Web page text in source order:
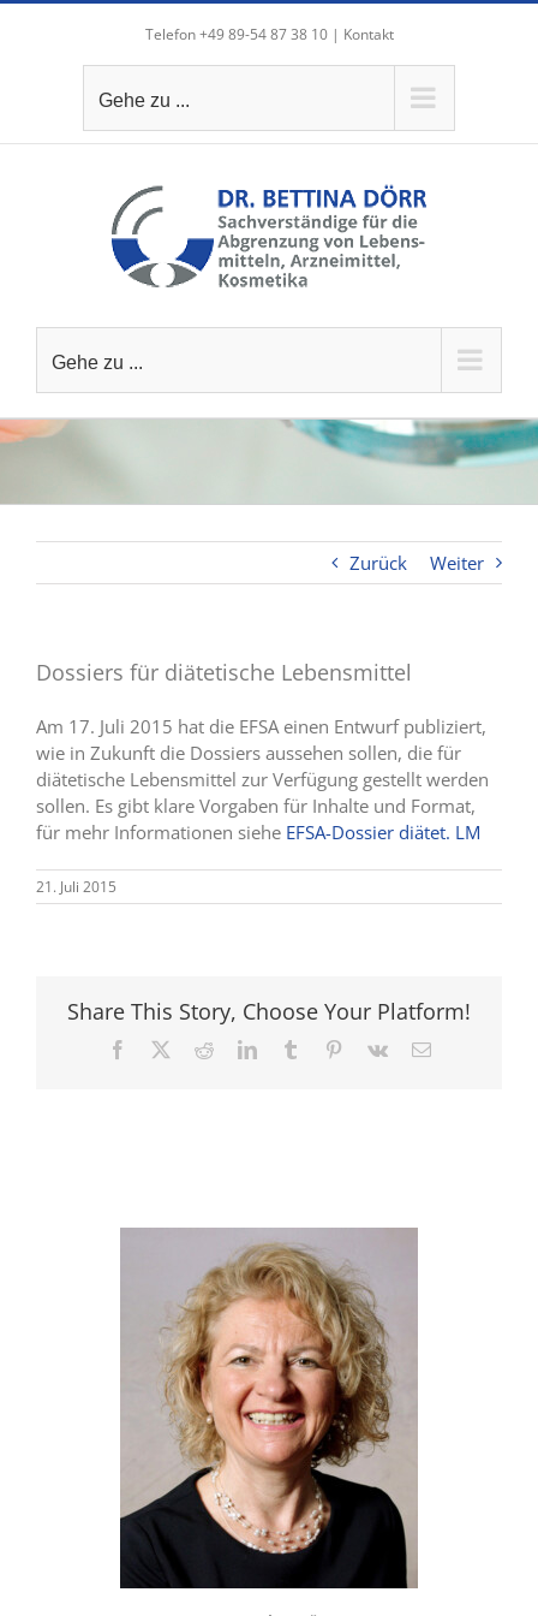
Telefon +49 89-54 87 38 10 | Kontakt
Gehe zu ...
Gehe zu ...
Zurück Weiter
Dossiers für diätetische Lebensmittel
Am 17. Juli 2015 hat die EFSA einen Entwurf publiziert,
wie in Zukunft die Dossiers aussehen sollen, die für
diätetische Lebensmittel zur Verfügung gestellt werden
sollen. Es gibt klare Vorgaben für Inhalte und Format,
für mehr Informationen siehe EFSA-Dossier diätet. LM
21. Juli 2015
Share This Story, Choose Your Platform!
Facebook RedditLinkedInTumblr Pinterest
Vk
E-